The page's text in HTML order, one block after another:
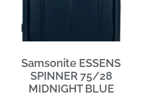
Samsonite ESSENS
SPINNER 75/28
MIDNIGHT BLUE